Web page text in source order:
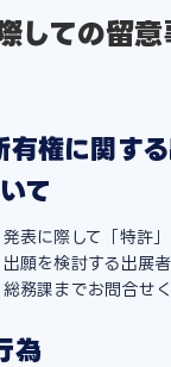
しての留
権に関す
て
表に際して「特許
願を検討する出展
務課までお問合せく
為